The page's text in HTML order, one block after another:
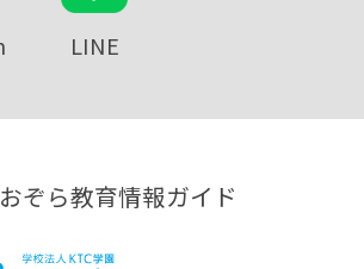
LINE
ぞら教育情報ガイド